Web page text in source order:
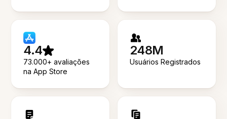
4.4
73.000+ avaliações
na App Store
248M
Usuários Registrados